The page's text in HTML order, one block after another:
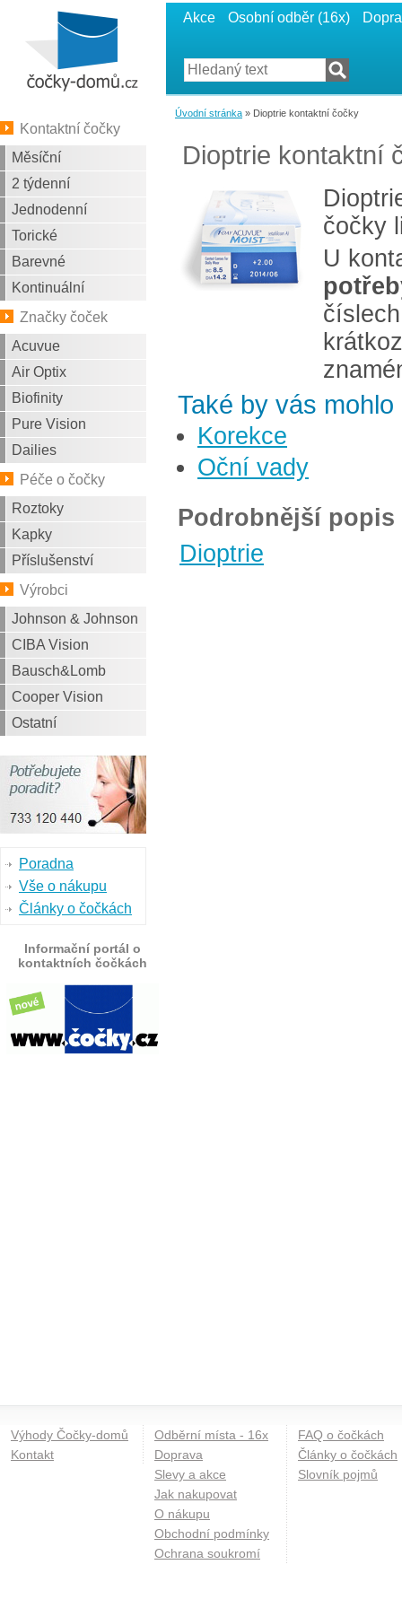
Akce Osobní odběr (16x)
Kontaktní čočky
Měsíční
2 týdenní
Jednodenní
Torické
Barevné
Kontinuální
Značky čoček
Acuvue
Air Optix
Biofinity
Pure Vision
Dailies
Péče o čočky
Roztoky
Kapky
Příslušenství
Výrobci
Johnson & Johnson
CIBA Vision
Bausch&Lomb
Cooper Vision
Ostatní
Poradna
Vše o nákupu
Články o čočkách
Informační portál o
kontaktních čočkách
Úvodní stránka » Dioptrie kontaktní čočky
Dioptrie kontaktní
čočky
U
Také by vás
Korekce
Oční vady
Podrobnější popis
Dioptrie
Výhody Čočky-domů
Kontakt
Odběrní místa - 16x
Doprava
Slevy a akce
Jak nakupovat
O nákupu
Obchodní podmínky
Ochrana soukromí
FAQ o čočkách
Články o čočkách
Slovník pojmů